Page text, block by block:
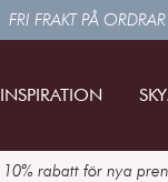
FRI FRAKT PÅ
INSPIRATION
10% rabatt för nya